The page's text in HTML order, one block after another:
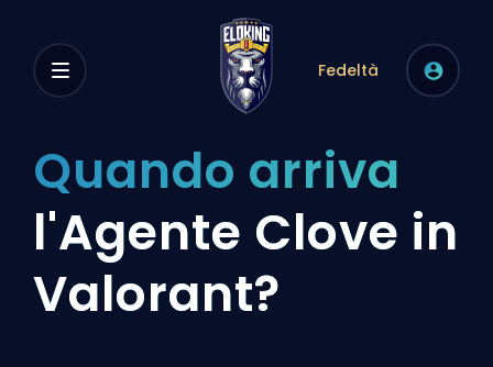
Fedeltà
Quando arriva
l'Agente Clove in
Valorant?